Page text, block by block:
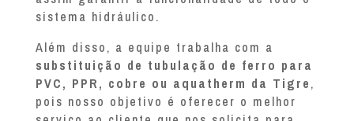
sistema hidráulico.
Além disso, a equipe trabalha com a
substituição de tubulação de ferro para
PVC, PPR, cobre ou aquatherm da Tigre,
pois nosso objetivo é oferecer o melhor